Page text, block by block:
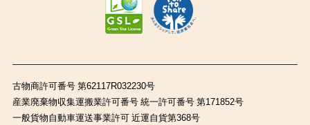
古物商許可番号 第62117R032230号
産業廃棄物収集運搬業許可番号 統一許可番号 第171852号
一般貨物自動車運送事業許可 近運自貨第368号